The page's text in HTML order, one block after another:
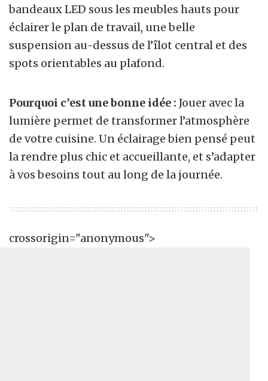
bandeaux LED sous les meubles hauts pour
éclairer le plan de travail, une belle
suspension au-dessus de l’îlot central et des
spots orientables au plafond.
Pourquoi c’est une bonne idée : Jouer avec la
lumière permet de transformer l’atmosphère
de votre cuisine. Un éclairage bien pensé peut
la rendre plus chic et accueillante, et s’adapter
à vos besoins tout au long de la journée.
crossorigin="anonymous">